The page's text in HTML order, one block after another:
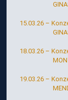
15.03.26 –
18.03.26 –
19.03.26 –